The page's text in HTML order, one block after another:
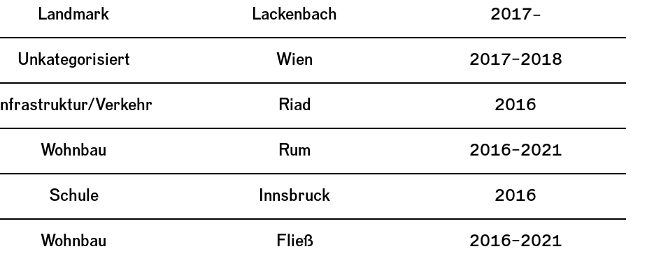
Landmark Lackenbach 2017–
Unkategorisiert Wien 2017–2018
Infrastruktur/Verkehr Riad 2016
Wohnbau Rum 2016–2021
Schule Innsbruck 2016
Wohnbau Fließ 2016–2021